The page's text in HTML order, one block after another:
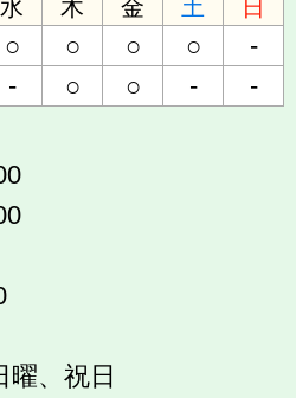
水 木 金 土
日
○ ○ ○ ○ -
- ○ ○ -
-
曜、祝日